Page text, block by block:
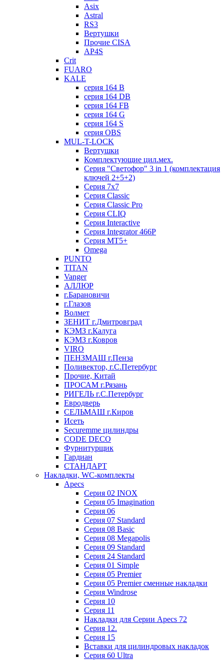
Asix
Astral
RS3
Вертушки
Прочие CISA
AP4S
Crit
FUARO
KALE
серия 164 B
серия 164 DB
серия 164 FB
серия 164 G
серия 164 S
серия OBS
MUL-T-LOCK
Вертушки
Комплектующие цил.мех.
Серия "Светофор" 3 in 1 (комплектация
ключей 2+5+2)
Серия 7х7
Серия Classic
Серия Classic Pro
Серия CLIQ
Серия Interactive
Серия Integrator 466P
Серия MT5+
Omega
PUNTO
TITAN
Vanger
АЛЛЮР
г.Барановичи
г.Глазов
Волмет
ЗЕНИТ г.Дмитровград
КЭМЗ г.Калуга
КЭМЗ г.Ковров
VIRO
ПЕНЗМАШ г.Пенза
Поливектор, г.С.Петербург
Прочие, Китай
ПРОСАМ г.Рязань
РИГЕЛЬ г.С.Петербург
Евродверь
СЕЛЬМАШ г.Киров
Исеть
Securemme цилиндры
CODE DECO
Фурнитурщик
Гардиан
СТАНДАРТ
Накладки, WC-комплекты
Apecs
Cерия 02 INOX
Cерия 05 Imagination
Cерия 06
Cерия 07 Standard
Cерия 08 Basic
Cерия 08 Megapolis
Cерия 09 Standard
Cерия 24 Standard
Серия 01 Simple
Серия 05 Premier
Серия 05 Premier сменные накладки
Cерия Windrose
Серия 10
Серия 11
Накладки для Серии Apecs 72
Серия 12.
Серия 15
Вставки для цилиндровых накладок
Серия 60 Ultra